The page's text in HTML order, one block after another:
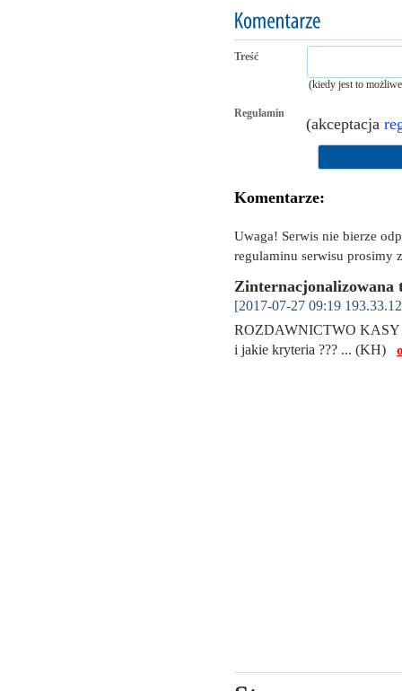
Treść
(kiedy jest to
Regulamin
(akceptacja
Komentarze:
Uwaga! Serwis nie bierze
regulaminu serwisu prosimy
[2017-07-27 09:19
ROZDAWNICTWO KASY
i jakie kryteria ??? ... (KH)